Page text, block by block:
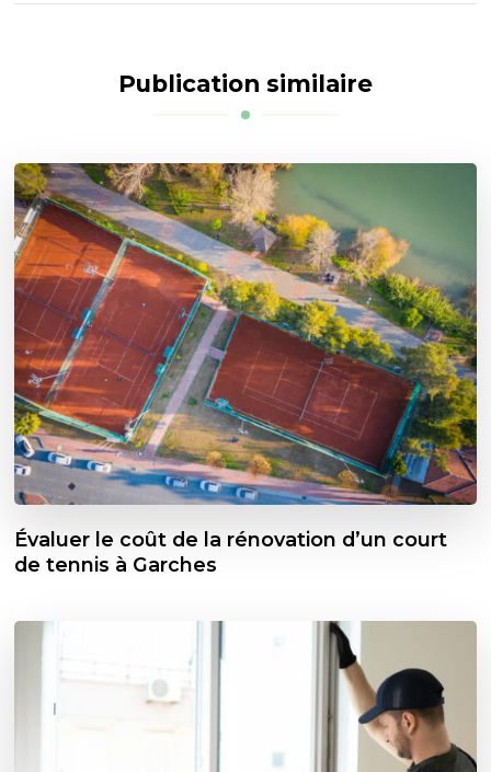
Publication similaire
Évaluer le coût de la rénovation d’un court
de tennis à Garches